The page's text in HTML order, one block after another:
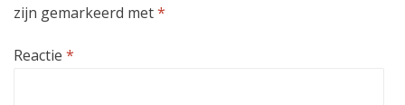
zijn gemarkeerd met*
Reactie *